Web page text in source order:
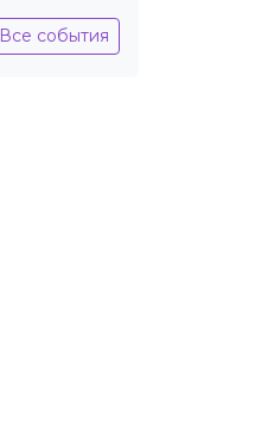
Все события